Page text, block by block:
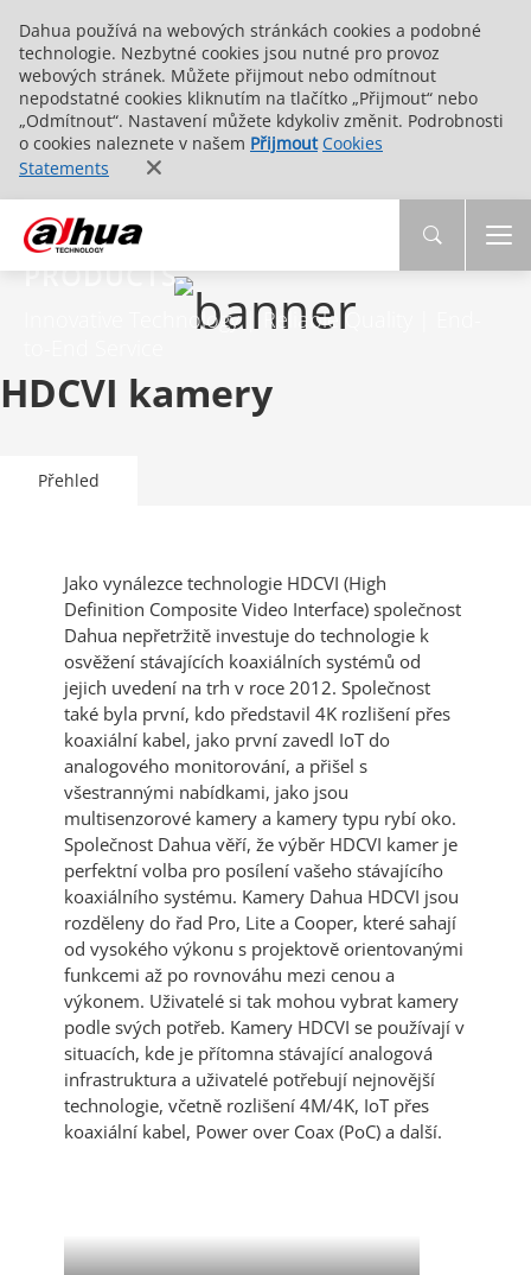
Dahua používá na webových stránkách cookies a podobné
technologie. Nezbytné cookies jsou nutné pro provoz
webových stránek. Můžete přijmout nebo odmítnout
nepodstatné cookies kliknutím na tlačítko „Přijmout“ nebo
„Odmítnout“. Nastavení můžete kdykoliv změnit. Podrobnosti
o cookies naleznete v našem Přijmout Cookies
Statements
PRODUCTS
Innovative Technology | Reliable Quality | End-
HDCVI kamery
Přehled
Jako vynálezce technologie HDCVI (High
Definition Composite Video Interface) společnost
Dahua nepřetržitě investuje do technologie k
osvěžení stávajících koaxiálních systémů od
jejich uvedení na trh v roce 2012. Společnost
také byla první, kdo představil 4K rozlišení přes
koaxiální kabel, jako první zavedl IoT do
analogového monitorování, a přišel s
všestrannými nabídkami, jako jsou
multisenzorové kamery a kamery typu rybí oko.
Společnost Dahua věří, že výběr HDCVI kamer je
perfektní volba pro posílení vašeho stávajícího
koaxiálního systému. Kamery Dahua HDCVI jsou
rozděleny do řad Pro, Lite a Cooper, které sahají
od vysokého výkonu s projektově orientovanými
funkcemi až po rovnováhu mezi cenou a
výkonem. Uživatelé si tak mohou vybrat kamery
podle svých potřeb. Kamery HDCVI se používají v
situacích, kde je přítomna stávající analogová
infrastruktura a uživatelé potřebují nejnovější
technologie, včetně rozlišení 4M/4K, IoT přes
koaxiální kabel, Power over Coax (PoC) a další.